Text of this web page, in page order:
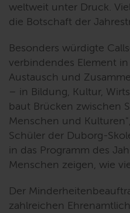
weltweit unter Druck.
die Botschaft der
Besonders würdigte
verbindendes Element
Austausch und
– in Bildung, Kultur,
baut Brücken zwischen
Menschen und Kulturen"
Schüler der Duborg-
in das Programm des
Menschen zeigen, wie
Der
zahlreichen